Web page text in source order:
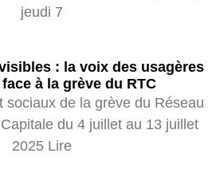
jeudi 7
: la voix des usagères
à la grève du RTC
sociaux de la grève du Réseau
du 4 juillet au 13 juillet
2025 Lire